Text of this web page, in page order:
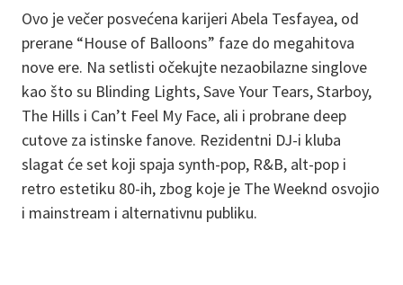
Ovo je večer posvećena karijeri Abela Tesfayea, od
prerane “House of Balloons” faze do megahitova
nove ere. Na setlisti očekujte nezaobilazne singlove
kao što su Blinding Lights, Save Your Tears, Starboy,
The Hills i Can’t Feel My Face, ali i probrane deep
cutove za istinske fanove. Rezidentni DJ-i kluba
slagat će set koji spaja synth-pop, R&B, alt-pop i
retro estetiku 80-ih, zbog koje je The Weeknd osvojio
i mainstream i alternativnu publiku.